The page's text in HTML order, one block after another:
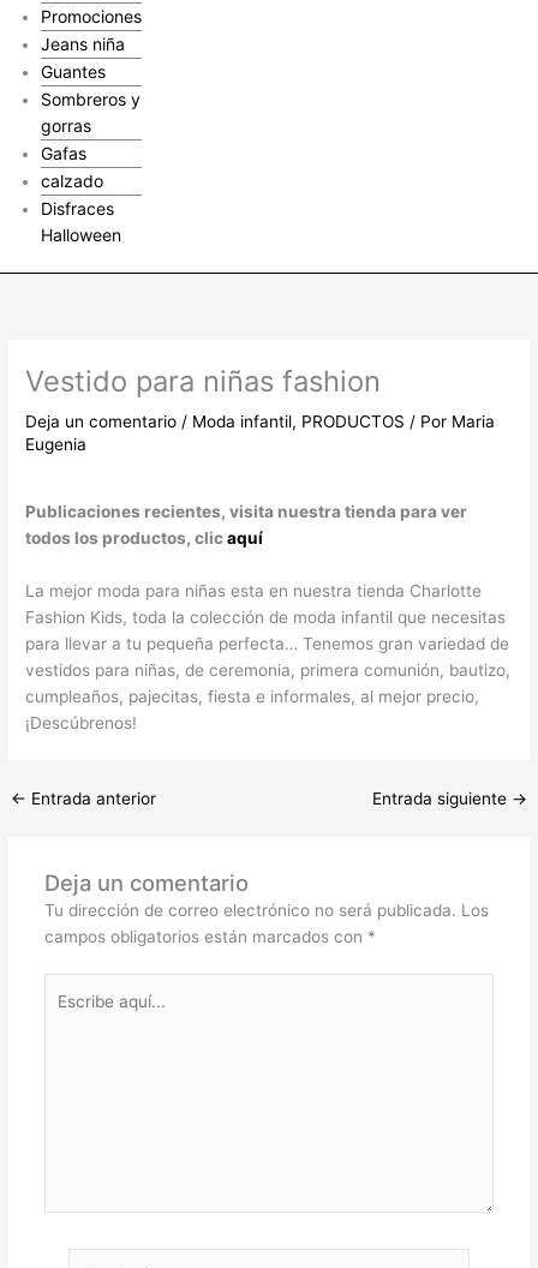
Promociones
Jeans niña
Guantes
Sombreros y
gorras
Gafas
calzado
Disfraces
Halloween
Vestido para niñas fashion
Deja un comentario / Moda infantil, PRODUCTOS / Por Maria
Eugenia
Publicaciones recientes, visita nuestra tienda para ver
todos los productos, clicaquí
La mejor moda para niñas esta en nuestra tienda Charlotte
Fashion Kids, toda la colección de moda infantil que necesitas
para llevar a tu pequeña perfecta… Tenemos gran variedad de
vestidos para niñas, de ceremonia, primera comunión, bautizo,
cumpleaños, pajecitas, fiesta e informales, al mejor precio,
¡Descúbrenos!
← Entrada anterior Entrada siguiente →
Deja un comentario
Tu dirección de correo electrónico no será publicada. Los
campos obligatorios están marcados con *
aquí...